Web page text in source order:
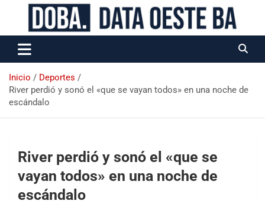
Data Oeste BA
Inicio
Deportes
River perdió y sonó el «que se vayan todos» en una noche de
escándalo
River perdió y sonó el «que se
vayan todos» en una noche de
escándalo